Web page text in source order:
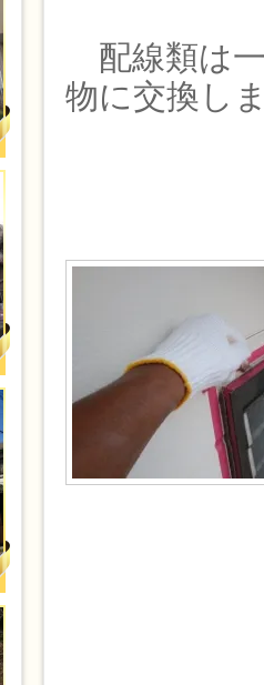
配線類は
物に交換し